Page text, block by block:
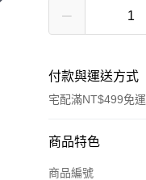
付款與運送方式
宅配滿NT$499免運
付款方式
信用卡一次付款
商品特色
商品編號